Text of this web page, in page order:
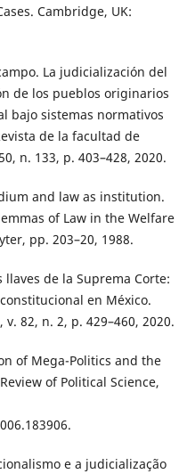
Cambridge, UK:
La judicialización del
de los pueblos originarios
bajo sistemas normativos
de la facultad de
n. 133, p. 403–428, 2020.
and law as institution.
of Law in the Welfare
pp. 203–20, 1988.
llaves de la Suprema Corte:
en México.
82, n. 2, p. 429–460, 2020.
of Mega-Politics and the
of Political Science,
e a judicialização